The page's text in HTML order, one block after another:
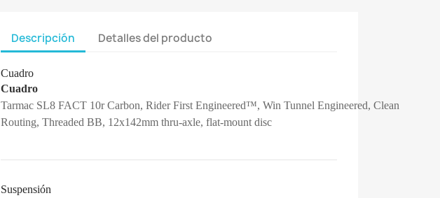
Descripción Detalles del producto
Cuadro
Cuadro
Tarmac SL8 FACT 10r Carbon, Rider First Engineered™, Win Tunnel Engineered, Clean
Routing, Threaded BB, 12x142mm thru-axle, flat-mount disc
Suspensión